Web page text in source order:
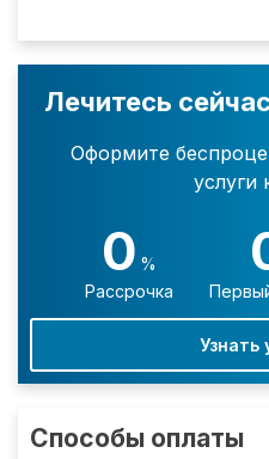
Лечитесь
Оформите
услуги
0 %
Рассрочка
Узнать
Способы оплаты